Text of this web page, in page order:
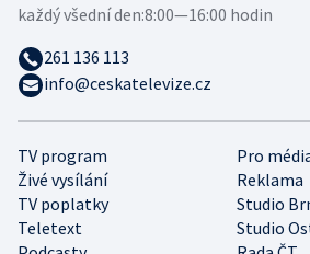
TV program
Pro
Živé vysílání
Reklama
TV poplatky
Studio
Teletext
Studio
každý všední den:8:00—16:00 hodin
261 136 113
info@ceskatelevize.cz